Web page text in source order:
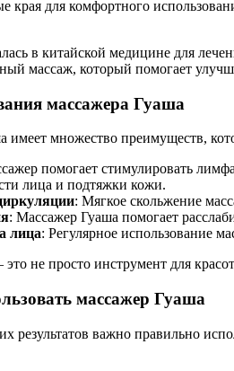
края для комфортного
в китайской медицине для
массаж, который помогает
массажера Гуаша
имеет множество преимуществ,
помогает стимулировать
лица и подтяжки кожи.
: Мягкое скольжение
: Массажер Гуаша помогает
лица: Регулярное использование
это не просто инструмент для
массажер Гуаша